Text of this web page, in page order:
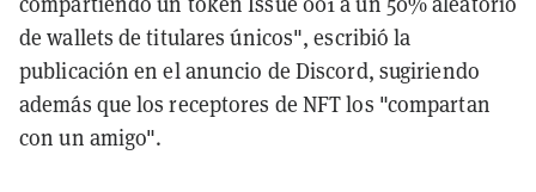
de wallets de titulares únicos", escribió la
publicación en el anuncio de Discord, sugiriendo
además que los receptores de NFT los "compartan
con un amigo".